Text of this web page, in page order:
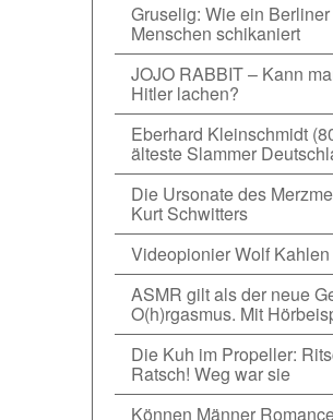
Gruselig: Wie ein
Menschen schikaniert
JOJO RABBIT – Kann
Hitler lachen?
Eberhard Kleinschmidt
älteste Slammer
Die Ursonate des
Kurt Schwitters
Videopionier Wolf
ASMR gilt als der neue
O(h)rgasmus. Mit
Die Kuh im Propeller:
Ratsch! Weg war sie
Können Männer